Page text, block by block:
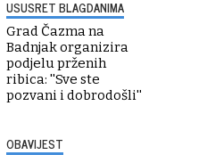
USUSRET BLAGDANIMA
Grad Čazma na
Badnjak organizira
podjelu prženih
ribica: ''Sve ste
pozvani i dobrodošli''
OBAVIJEST